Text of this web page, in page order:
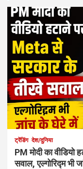
ट्रेंडिंग देश/दुनिया
PM मोदी का
सवाल, एल्गोरिद्म भी